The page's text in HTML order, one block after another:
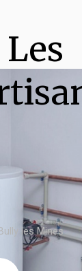
Les
les Mines